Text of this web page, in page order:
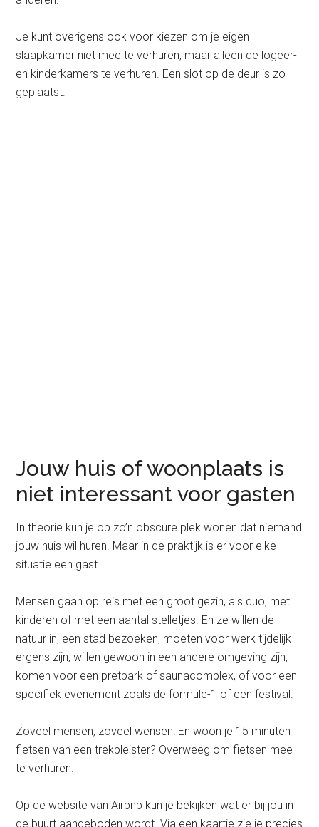
Je kunt overigens ook voor kiezen om je eigen
slaapkamer niet mee te verhuren, maar alleen de logeer-
en kinderkamers te verhuren. Een slot op de deur is zo
geplaatst.
Jouw huis of woonplaats is
niet interessant voor gasten
In theorie kun je op zo’n obscure plek wonen dat niemand
jouw huis wil huren. Maar in de praktijk is er voor elke
situatie een gast.
Mensen gaan op reis met een groot gezin, als duo, met
kinderen of met een aantal stelletjes. En ze willen de
natuur in, een stad bezoeken, moeten voor werk tijdelijk
ergens zijn, willen gewoon in een andere omgeving zijn,
komen voor een pretpark of saunacomplex, of voor een
specifiek evenement zoals de formule-1 of een festival.
Zoveel mensen, zoveel wensen! En woon je 15 minuten
fietsen van een trekpleister? Overweeg om fietsen mee
te verhuren.
Op de website van Airbnb kun je bekijken wat er bij jou in
de buurt aangeboden wordt. Via een kaartje zie je precies